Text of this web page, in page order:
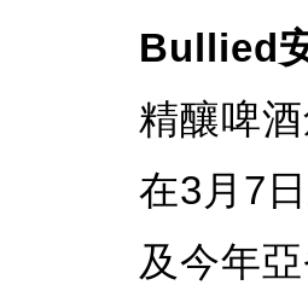
Bullied
精釀啤
在3月7
及今年